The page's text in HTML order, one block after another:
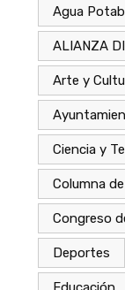
Agua
ALIANZA
Arte y
Ciencia y
Columna
Congreso
Deportes